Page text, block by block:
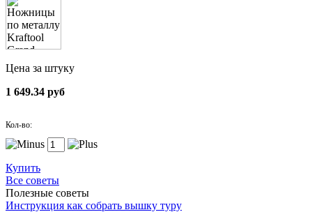
Цена за штуку
1 649.34 руб
Кол-во:
Купить
Все советы
Полезные советы
Инструкция как собрать вышку туру